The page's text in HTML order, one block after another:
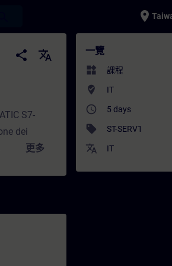
place
finale superamento
share
translate
S7-
dei
更多
一覽
widgets 課程
where_to_vote IT
access_time 5 days
sell ST-SERV1
translate IT